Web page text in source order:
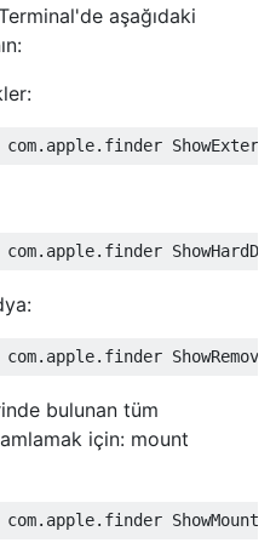
aşağıdaki
bulunan tüm
için: mount